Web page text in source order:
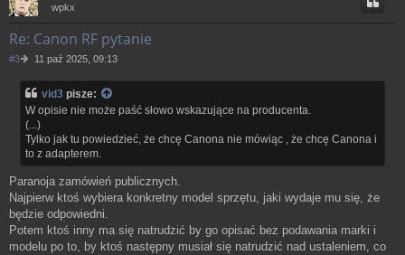
wpkx
Re: Canon RF pytanie
#3
P
t
11 paź 2025, 09:13
vid3 pisze:
W opisie nie może paść słowo wskazujące na producenta.
(...)
Tylko jak tu powiedzieć, że chcę Canona nie mówiąc , że chcę Canona i
to z adapterem.
Paranoja zamówień publicznych.
Najpierw ktoś wybiera konkretny model sprzętu, jaki wydaje mu się, że
będzie odpowiedni.
Potem ktoś inny ma się natrudzić by go opisać bez podawania marki i
modelu po to, by ktoś następny musiał się natrudzić nad ustaleniem, co